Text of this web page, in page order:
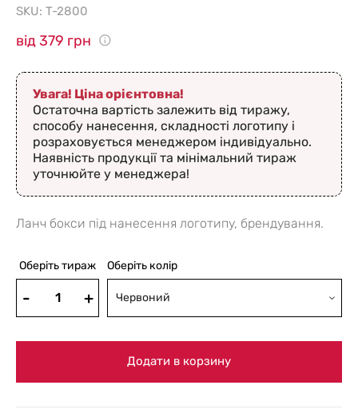
SKU: T-2800
від 379 грн
Увага! Ціна орієнтовна!
Остаточна вартість залежить від тиражу,
способу нанесення, складності логотипу і
розраховується менеджером індивідуально.
Наявність продукції та мінімальний тираж
уточнюйте у менеджера!
Ланч бокси під нанесення логотипу, брендування.
Оберіть тираж Оберіть колір
Червоний
Додати в корзину